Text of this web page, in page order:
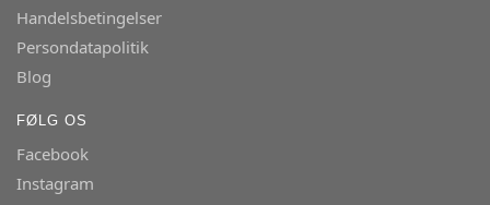
Handelsbetingelser
Persondatapolitik
Blog
FØLG OS
Facebook
Instagram